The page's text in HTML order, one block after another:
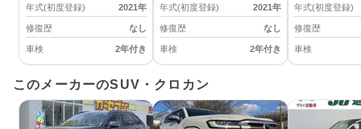
年式(初度登録) 2021年
修復歴 なし
車検 2年付き
年式(初度登録) 2021年
修復歴 なし
車検 2年付き
年式(初度登録)
修復歴
車検
このメーカーのSUV・クロカン